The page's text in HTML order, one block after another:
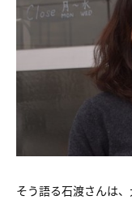
そう語る石渡さんは、